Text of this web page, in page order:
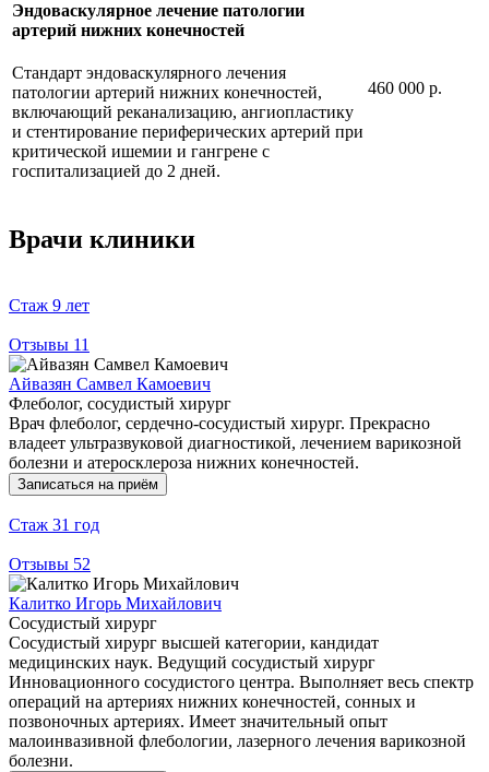
Эндоваскулярное лечение патологии
артерий нижних конечностей
Стандарт эндоваскулярного лечения
патологии артерий нижних конечностей,
включающий реканализацию, ангиопластику
и стентирование периферических артерий при
критической ишемии и гангрене с
госпитализацией до 2 дней.
460 000 р.
Врачи клиники
Стаж 9 лет
Отзывы 11
Айвазян Самвел Камоевич
Флеболог, сосудистый хирург
Врач флеболог, сердечно-сосудистый хирург. Прекрасно
владеет ультразвуковой диагностикой, лечением варикозной
болезни и атеросклероза нижних конечностей.
Записаться на приём
Стаж 31 год
Отзывы 52
Калитко Игорь Михайлович
Сосудистый хирург
Сосудистый хирург высшей категории, кандидат
медицинских наук. Ведущий сосудистый хирург
Инновационного сосудистого центра. Выполняет весь спектр
операций на артериях нижних конечностей, сонных и
позвоночных артериях. Имеет значительный опыт
малоинвазивной флебологии, лазерного лечения варикозной
болезни.